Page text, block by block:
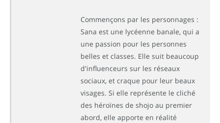
Commençons par les personnages :
Sana est une lycéenne banale, qui a
une passion pour les personnes
belles et classes. Elle suit beaucoup
d'influenceurs sur les réseaux
sociaux, et craque pour leur beaux
visages. Si elle représente le cliché
des héroïnes de shojo au premier
abord, elle apporte en réalité